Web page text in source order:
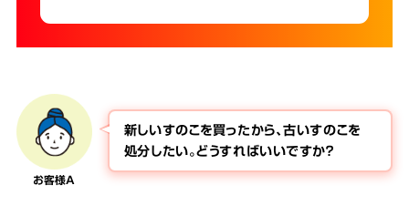
お客様A
新しいすのこを買ったから、古いすのこを
処分したい。どうすればいいですか？